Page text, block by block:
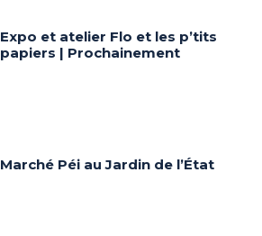
Expo et atelier Flo et les p’tits
papiers | Prochainement
Marché Péi au Jardin de l’État